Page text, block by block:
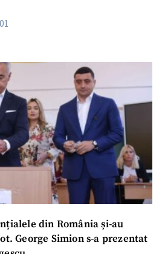
din România și-au
George Simion s-a prezentat